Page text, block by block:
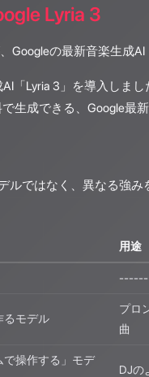
Lyria 3
Googleの最新音楽生成AI
「Lyria 3」を導入しま
生成できる、Google最
ルではなく、異なる強
用途
------
るモデル
プロ
曲
で操作する」モデ
DJの